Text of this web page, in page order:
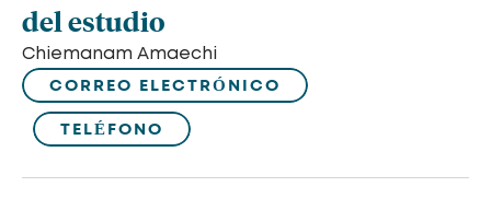
del estudio
Chiemanam Amaechi
CORREO ELECTRÓNICO
TELÉFONO